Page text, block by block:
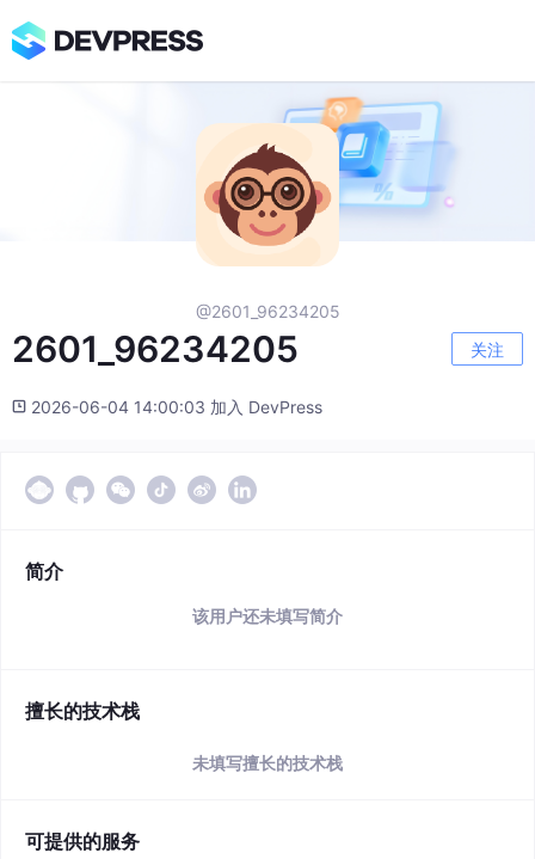
@2601_96234205
2601_96234205 关注
2026-06-04 14:00:03 加入 DevPress
简介
该用户还未填写简介
擅长的技术栈
未填写擅长的技术栈
可提供的服务